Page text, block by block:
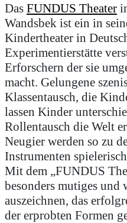
Das FUNDUS Theater
Wandsbek ist ein in
Kindertheater in
Experimentierstätte
Erforschern der sie
macht. Gelungene
Klassentausch, die
lassen Kinder
Rollentausch die Welt
Neugier werden so zu
Instrumenten
Mit dem „FUNDUS
besonders mutiges und
auszeichnen, das
der erprobten Formen